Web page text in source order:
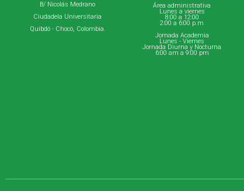
B/ Nicolás Medrano
Ciudadela Universitaria
Quibdó - Chocó, Colombia.
Área administrativa
Lunes a viernes
8:00 a 12:00
2:00 a 6:00 p.m
Jornada Academia
Lunes - Viernes
Jornada Diurna y Nocturna
6:00 am a 9:00 pm